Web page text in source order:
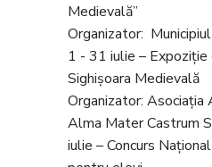
Medievală”
Organizator:
1 - 31 iulie –
Sighișoara Medievală
Organizator:
Alma Mater Castrum
iulie – Concurs